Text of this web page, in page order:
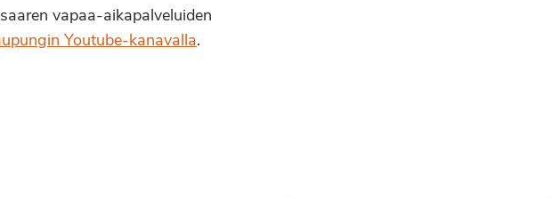
vapaa-aikapalveluiden
Youtube-kanavalla.